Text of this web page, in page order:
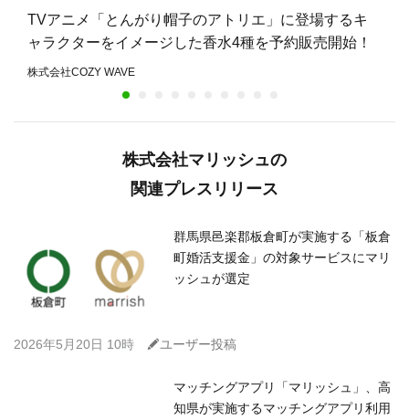
TVアニメ「とんがり帽子のアトリエ」に登場するキ
ャラクターをイメージした香水4種を予約販売開始！
株式会社COZY WAVE
株式会社マリッシュの
関連プレスリリース
群馬県邑楽郡板倉町が実施する「板倉
町婚活支援金」の対象サービスにマリ
ッシュが選定
2026年5月20日 10時 Cユーザー投稿
マッチングアプリ「マリッシュ」、高
知県が実施するマッチングアプリ利用